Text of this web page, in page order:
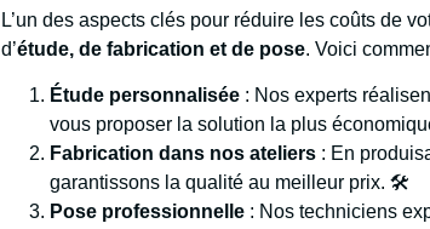
L’un des aspects clés pour réduire les coûts de
d’étude, de fabrication et de pose. Voici
Étude personnalisée : Nos experts
vous proposer la solution la plus
Fabrication dans nos ateliers : En
garantissons la qualité au meilleur prix. 🛠️
Pose professionnelle : Nos techniciens